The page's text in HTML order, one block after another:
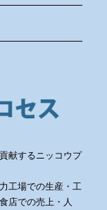
献するニッコウプ
工場での生産・工
店での売上・人